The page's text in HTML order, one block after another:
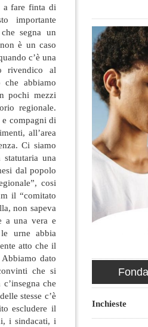
a fare finta di
importante
segna un
è un caso
c’è una
rivendico al
che abbiamo
pochi mezzi
regionale.
compagni di
all’area
Ci siamo
una
dal popolo
cosi
il “comitato
non sapeva
a una vera e
urne abbia
atto che il
dato
che si
che
stesse c’è
escludere il
i sindacati, i
Inchieste